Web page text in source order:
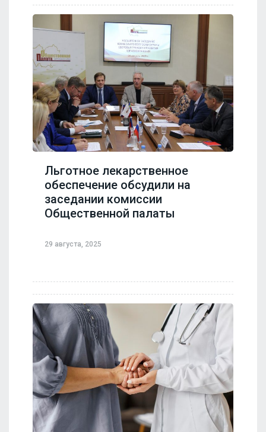
Льготное лекарственное
обеспечение обсудили на
заседании комиссии
Общественной палаты
29 августа, 2025